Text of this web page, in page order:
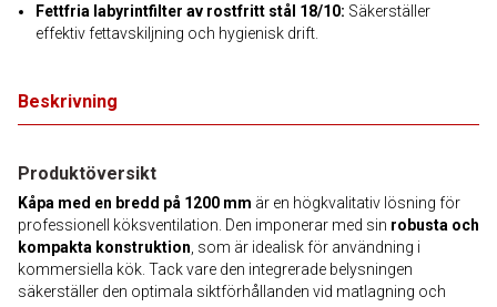
Fettfria labyrintfilter av rostfritt stål 18/10: Säkerställer
effektiv fettavskiljning och hygienisk drift.
Beskrivning
Produktöversikt
Kåpa med en bredd på 1200 mm är en högkvalitativ lösning för
professionell köksventilation. Den imponerar med sin robusta och
kompakta konstruktion , som är idealisk för användning i
kommersiella kök. Tack vare den integrerade belysningen
säkerställer den optimala siktförhållanden vid matlagning och